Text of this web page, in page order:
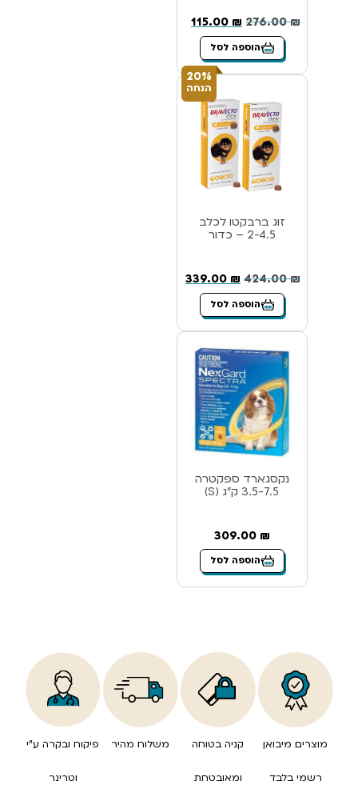
276.00₪
115.00 ₪
הוספה לסל
20%
הנחה
זוג ברבקטו לכלב
2-4.5 – כדור
424.00₪
339.00 ₪
הוספה לסל
נקסגארד ספקטרה
3.5-7.5 ק”ג (S)
309.00 ₪
הוספה לסל
מוצרים מיבואן
רשמי בלבד
קניה בטוחה
ומאובטחת
משלוח מהיר פיקוח ובקרה ע”י
וטרינר